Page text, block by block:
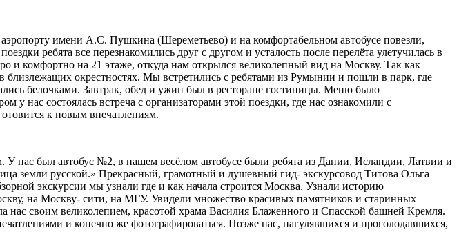
имени А.С. Пушкина (Шереметьево) и на комфортабельном автобусе повезли,
ребята все перезнакомились друг с другом и усталость после перелёта улетучилась в
и комфортно на 21 этаже, откуда нам открылся великолепный вид на Москву. Так как
близлежащих окрестностях. Мы встретились с ребятами из Румынии и пошли в парк, где
белочками. Завтрак, обед и ужин был в ресторане гостиницы. Меню было
нас состоялась встреча с организаторами этой поездки, где нас ознакомили с
к новым впечатлениям.
У нас был автобус №2, в нашем весёлом автобусе были ребята из Дании, Исландии, Латвии и
земли русской.» Прекрасный, грамотный и душевный гид- экскурсовод Титова Ольга
экскурсии мы узнали где и как начала строится Москва. Узнали историю
на Москву- сити, на МГУ. Увидели множество красивых памятников и старинных
своим великолепием, красотой храма Василия Блаженного и Спасской башней Кремля.
и конечно же фотографироваться. Позже нас, нагулявшихся и проголодавшихся,